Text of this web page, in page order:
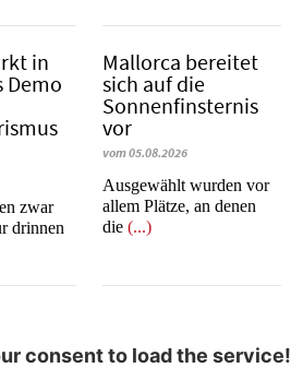
in
Demo
zwar
drinnen
Mallorca bereitet
sich auf die
Sonnenfinsternis
vor
vom 05.08.2026
Ausgewählt wurden vor
allem Plätze, an denen
die(...)
consent to load the service!